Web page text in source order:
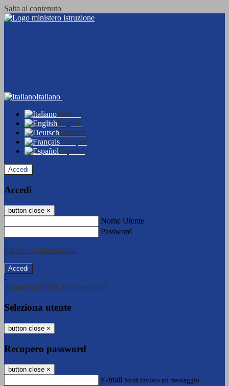
Salta al contenuto
Italiano
Italiano
English
Deutsch
Français
Español
Accedi
Accedi
button close ×
Nome Utente
Password
Password dimenticata?
-
Entra con SPID Entra con CIE
Seleziona utente
button close ×
Recupero password
button close ×
E-mail Verrà inviato un messaggio